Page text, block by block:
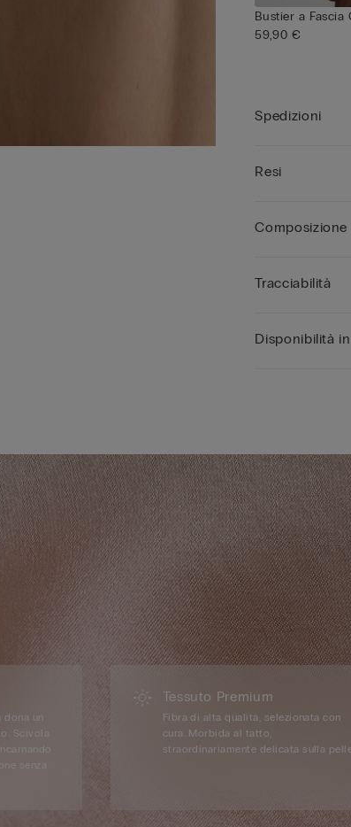
Bustier a Fascia
59,90 €
Spedizioni
Resi
Composizione
Tracciabilità
Disponibilità
dona un
Scivola
senza
Tessuto Premium
Fibra di alta qualità, selezionata con
cura. Morbida al tatto,
straordinariamente delicata sulla